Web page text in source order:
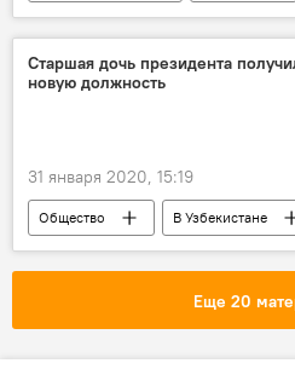
Туризм
Россия
национальные блюда
Старшая дочь президента
новую должность
31 января 2020, 15:19
Общество
В Узбекистане
Саида Мирзиёева
Комил
СМИ
развитие
Еще 20